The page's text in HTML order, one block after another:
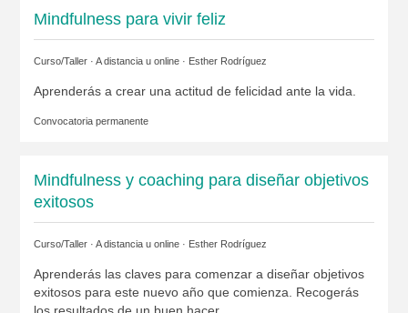
Mindfulness para vivir feliz
Curso/Taller · A distancia u online · Esther Rodríguez
Aprenderás a crear una actitud de felicidad ante la vida.
Convocatoria permanente
Mindfulness y coaching para diseñar objetivos
exitosos
Curso/Taller · A distancia u online · Esther Rodríguez
Aprenderás las claves para comenzar a diseñar objetivos
exitosos para este nuevo año que comienza. Recogerás